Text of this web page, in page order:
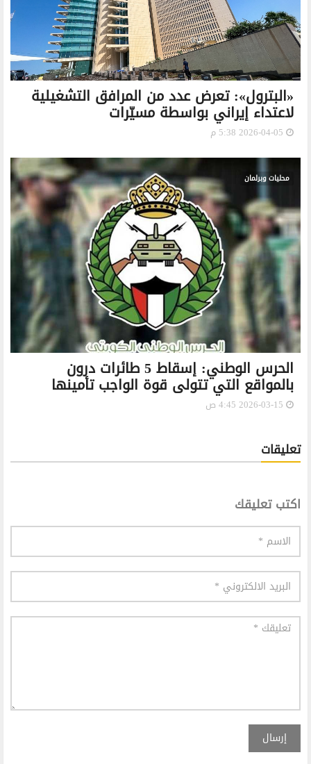
«البترول»: تعرض عدد من المرافق التشغيلية
لاعتداء إيراني بواسطة مسيّرات
محليات وبرلمان
الحرس الوطني: إسقاط 5 طائرات درون
بالمواقع التي تتولى قوة الواجب تأمينها
تعليقات
اكتب تعليقك
إرسال